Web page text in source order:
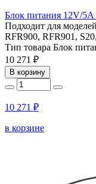
Блок питания 12V/
Подходит для моделей
RFR900, RFR901,
Тип товара Блок
10 271 ₽
В корзину
10 271 ₽
в корзине